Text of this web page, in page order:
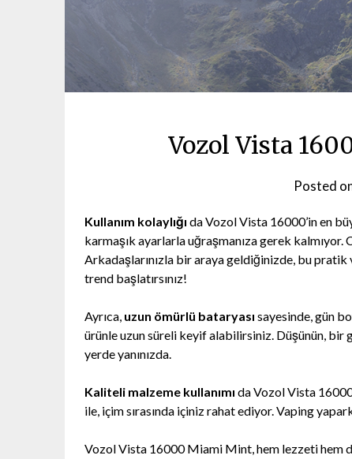
Vozol Vista
Posted
Kullanım kolaylığı da Vozol Vista 16000’in en
karmaşık ayarlarla uğraşmanıza gerek kalmıyor.
Arkadaşlarınızla bir araya geldiğinizde, bu
trend başlatırsınız!
Ayrıca, uzun ömürlü bataryası sayesinde, gün
ürünle uzun süreli keyif alabilirsiniz. Düşünün, bir
yerde yanınızda.
Kaliteli malzeme kullanımı da Vozol Vista
ile, içim sırasında içiniz rahat ediyor. Vaping
Vozol Vista 16000 Miami Mint, hem lezzeti hem